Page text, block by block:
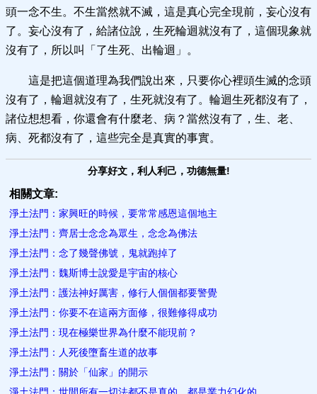
頭一念不生。不生當然就不滅，這是真心完全現前，妄心沒有
了。妄心沒有了，給諸位說，生死輪迴就沒有了，這個現象就
沒有了，所以叫「了生死、出輪迴」。
這是把這個道理為我們說出來，只要你心裡頭生滅的念頭
沒有了，輪迴就沒有了，生死就沒有了。輪迴生死都沒有了，
諸位想想看，你還會有什麼老、病？當然沒有了，生、老、
病、死都沒有了，這些完全是真實的事實。
分享好文，利人利己，功德無量!
相關文章:
淨土法門：家興旺的時候，要常常感恩這個地主
淨土法門：齊居士念念為眾生，念念為佛法
淨土法門：念了幾聲佛號，鬼就跑掉了
淨土法門：魏斯博士說愛是宇宙的核心
淨土法門：護法神好厲害，修行人個個都要警覺
淨土法門：你要不在這兩方面修，很難修得成功
淨土法門：現在極樂世界為什麼不能現前？
淨土法門：人死後墮畜生道的故事
淨土法門：關於「仙家」的開示